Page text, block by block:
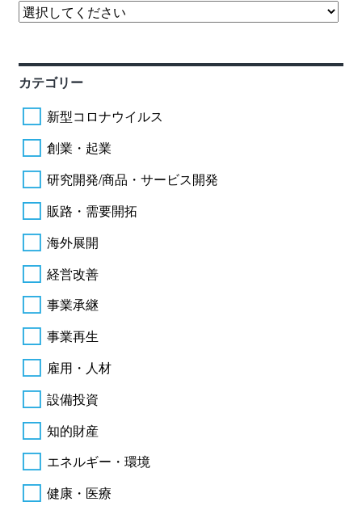
カテゴリー
新型コロナウイルス
創業・起業
研究開発/商品・サービス開発
販路・需要開拓
海外展開
経営改善
事業承継
事業再生
雇用・人材
設備投資
知的財産
エネルギー・環境
健康・医療